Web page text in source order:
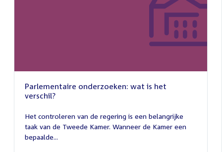
Parlementaire onderzoeken: wat is het
verschil?
juli
2026
Het controleren van de regering is een belangrijke
taak van de Tweede Kamer. Wanneer de Kamer een
bepaalde...